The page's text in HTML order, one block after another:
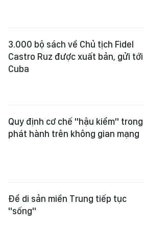
3.000 bộ sách về Chủ tịch Fidel
Castro Ruz được xuất bản, gửi tới
Cuba
Quy định cơ chế "hậu kiểm" trong
phát hành trên không gian mạng
Để di sản miền Trung tiếp tục
"sống"